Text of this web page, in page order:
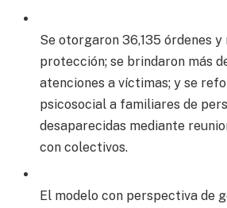
Se otorgaron 36,135 órdenes y
protección; se brindaron más
atenciones a víctimas; y se
psicosocial a familiares de
desaparecidas mediante
con colectivos.
El modelo con perspectiva de